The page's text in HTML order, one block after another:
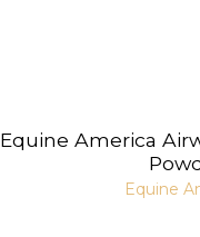
Equine America
Equine